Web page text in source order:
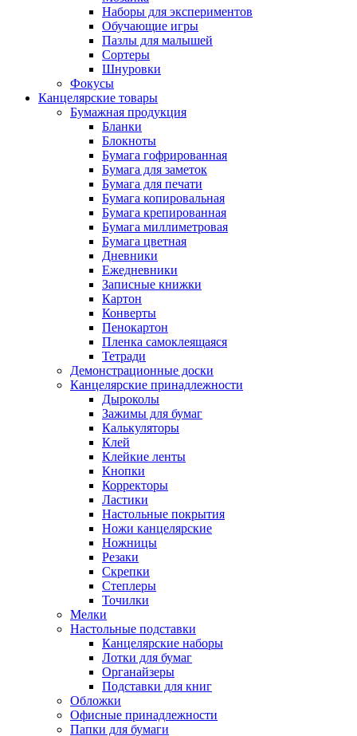
Наборы для экспериментов
Обучающие игры
Пазлы для малышей
Сортеры
Шнуровки
Фокусы
Канцелярские товары
Бумажная продукция
Бланки
Блокноты
Бумага гофрированная
Бумага для заметок
Бумага для печати
Бумага копировальная
Бумага крепированная
Бумага миллиметровая
Бумага цветная
Дневники
Ежедневники
Записные книжки
Картон
Конверты
Пенокартон
Пленка самоклеящаяся
Тетради
Демонстрационные доски
Канцелярские принадлежности
Дыроколы
Зажимы для бумаг
Калькуляторы
Клей
Клейкие ленты
Кнопки
Корректоры
Ластики
Настольные покрытия
Ножи канцелярские
Ножницы
Резаки
Скрепки
Степлеры
Точилки
Мелки
Настольные подставки
Канцелярские наборы
Лотки для бумаг
Органайзеры
Подставки для книг
Обложки
Офисные принадлежности
Папки для бумаги